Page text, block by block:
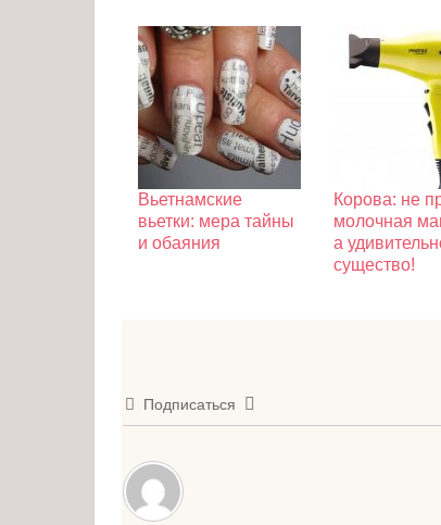
Вьетнамские
вьетки: мера тайны
и обаяния
Корова: не
молочная
а
существо!
Подписаться